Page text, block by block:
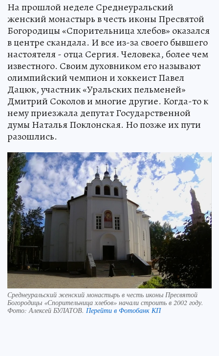
На прошлой неделе Среднеуральский
женский монастырь в честь иконы Пресвятой
Богородицы «Спорительница хлебов» оказался
в центре скандала. И все из-за своего бывшего
настоятеля - отца Сергия. Человека, более чем
известного. Своим духовником его называют
олимпийский чемпион и хоккеист Павел
Дацюк, участник «Уральских пельменей»
Дмитрий Соколов и многие другие. Когда-то к
нему приезжала депутат Государственной
думы Наталья Поклонская. Но позже их пути
разошлись.
Среднеуральский женский монастырь в честь иконы Пресвятой
Богородицы «Спорительница хлебов» начали строить в 2002 году.
Фото:Алексей БУЛАТОВ. Перейти в Фотобанк КП